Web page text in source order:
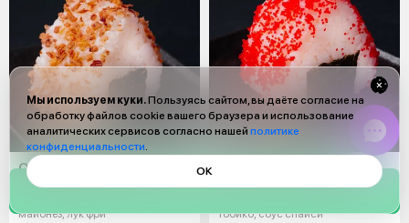
Онигири краб
130 г
майонез, лук фри
тобико, соус спайси
Мы используем куки.Пользуясь сайтом, вы даёте согласие на
обработку файлов cookie вашего браузера и использование
аналитических сервисов согласно нашей политике
конфиденциальности.
ОК